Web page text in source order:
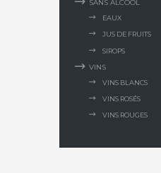
SANS ALCOOL
EAUX
JUS DE FRUITS
SIROPS
VINS
VINS BLANCS
VINS ROSÉS
VINS ROUGES